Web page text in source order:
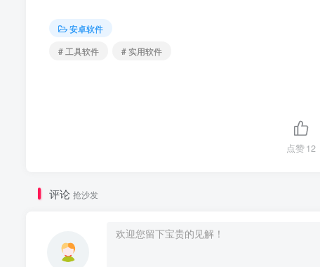
安卓软件
# 工具软件
# 实用软件
点赞12
评论 抢沙发